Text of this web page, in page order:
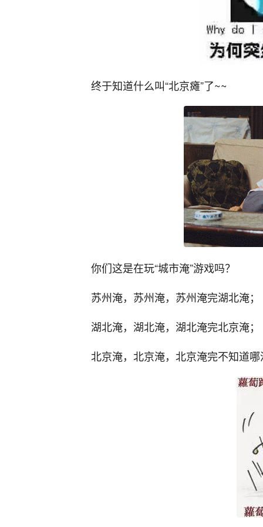
终于知道什么叫“北京瘫”了~~
你们这是在玩“城市淹”游戏吗？
苏州淹，苏州淹，苏州淹完湖北淹；
湖北淹，湖北淹，湖北淹完北京淹；
北京淹，北京淹，北京淹完不知道